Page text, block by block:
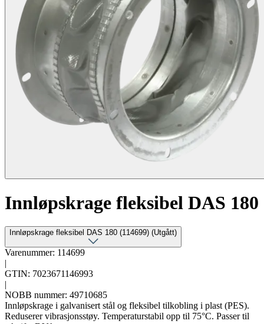
Innløpskrage fleksibel DAS 180
Innløpskrage fleksibel DAS 180 (114699) (Utgått)
Varenummer: 114699
|
GTIN: 7023671146993
|
NOBB nummer: 49710685
Innløpskrage i galvanisert stål og fleksibel tilkobling i plast (PES).
Reduserer vibrasjonsstøy. Temperaturstabil opp til 75°C. Passer til